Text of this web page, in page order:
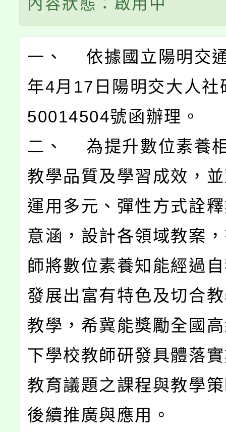
內容狀態：啟用中
一、 依據國立陽明交
年4月17日陽明交大人社
50014504號函辦理。
二、 為提升數位素養
教學品質及學習成效，
運用多元、彈性方式詮
意涵，設計各領域教案
師將數位素養知能經過
發展出富有特色及切合
教學，希冀能獎勵全國
下學校教師研發具體落
教育議題之課程與教學
後續推廣與應用。